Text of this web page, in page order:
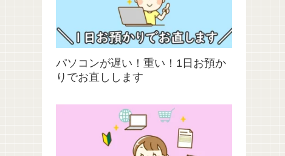
パソコンが遅い！重い！1日お預か
りでお直しします